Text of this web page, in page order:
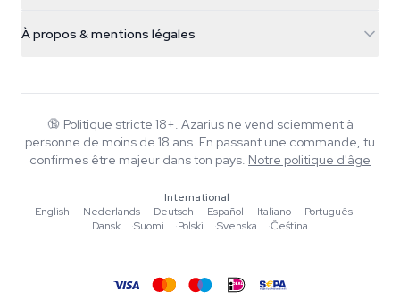
+31(0)204897914
Smokeshop
Politique de retour
Politique de confidentialité
À propos & mentions légales
Wiki
Musique
Normes éditoriales
Outils & Calculateurs
🔞 Politique stricte 18+. Azarius ne vend sciemment à
personne de moins de 18 ans. En passant une commande, tu
confirmes être majeur dans ton pays. Notre politique d'âge
International
English
·Nederlands ·Deutsch ·Español ·Italiano ·Português
·
Dansk
·Suomi ·Polski ·Svenska ·Čeština